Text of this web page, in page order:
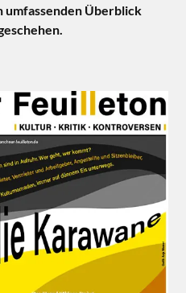
umfassenden Überblick